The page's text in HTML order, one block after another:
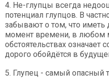
4. Не-глупцы всегда
потенциал глупцов. В
забывают о том, что
момент времени, в любом
обстоятельствах означает
дорого обойдётся в
5. Глупец - самый опасный